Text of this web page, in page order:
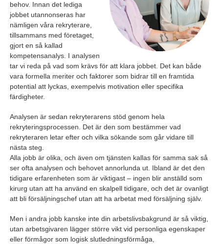
behov. Innan det lediga
jobbet utannonseras har
nämligen våra rekryterare,
tillsammans med företaget,
gjort en så kallad
kompetensanalys. I analysen
tar vi reda på vad som krävs för att klara jobbet. Det kan både
vara formella meriter och faktorer som bidrar till en framtida
potential att lyckas, exempelvis motivation eller specifika
färdigheter.
Analysen är sedan rekryterarens stöd genom hela
rekryteringsprocessen. Det är den som bestämmer vad
rekryteraren letar efter och vilka sökande som går vidare till
nästa steg.
Alla jobb är olika, och även om tjänsten kallas för samma sak så
ser ofta analysen och behovet annorlunda ut. Ibland är det den
tidigare erfarenheten som är viktigast – ingen blir anställd som
kirurg utan att ha använd en skalpell tidigare, och det är ovanligt
att bli försäljningschef utan att ha arbetat med försäljning själv.
Men i andra jobb kanske inte din arbetslivsbakgrund är så viktig,
utan arbetsgivaren lägger större vikt vid personliga egenskaper
eller förmågor som logisk slutledningsförmåga,